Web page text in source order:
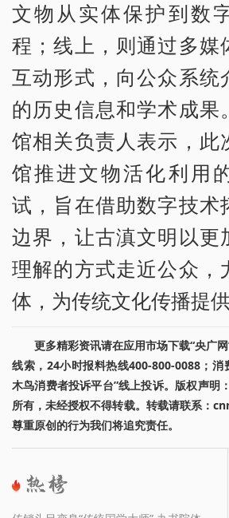
文物从实体保护到数
程；线上，则通过多媒
互动形式，向公众系统
的历史信息和学术成果
馆相关负责人表示，此
馆推进文物活化利用
试，旨在借助数字技术
边界，让古滇文明以更
理解的方式走近公众，
体，为传统文化传播提供
更多精彩资讯请在应用市场下载“央广
线索，24小时报料热线400-800-0088；消
木鸟消费者投诉平台”线上投诉。版权声明
所有，未经授权不得转载。转载请联系：
尊重原创的行为我们将追究责任。